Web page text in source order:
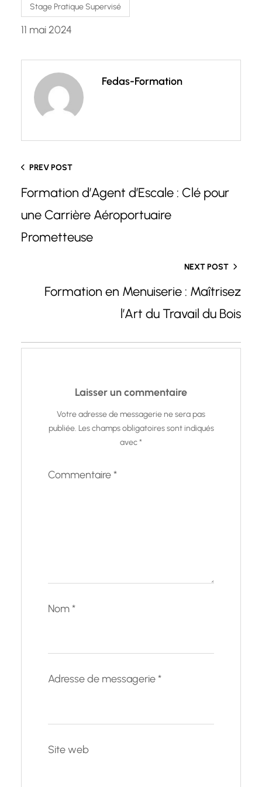
Stage Pratique Supervisé
11 mai 2024
Fedas-Formation
PREV POST
Formation d’Agent d’Escale : Clé pour
une Carrière Aéroportuaire
Prometteuse
NEXT POST
Formation en Menuiserie : Maîtrisez
l’Art du Travail du Bois
Laisser un commentaire
Votre adresse de messagerie ne sera pas
publiée. Les champs obligatoires sont indiqués
avec*
Commentaire*
Nom*
Adresse de messagerie*
Site web